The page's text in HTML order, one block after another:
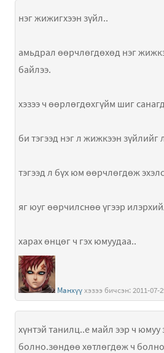
нэг жижигхээн зүйл..
амьдрал өөрчлөгдөхөд нэг
байлээ.
хэзээ ч өөрлөгдөхгүйм шиг
би тэгээд нэг л жижкээн зүйлийг
тэгээд л бүх юм өөрчлөгдөж
яг юуг өөрчилснөө үгээр
харах өнцөг ч гэх юмуудаа..
Манхүү
хүнтэй танилц..е майл ээр ч
болно.зөндөө хөтлөгдөж ч